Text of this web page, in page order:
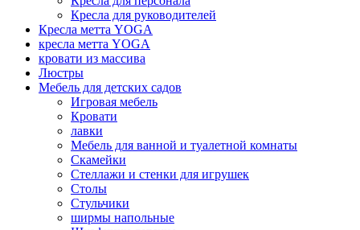
Кресла для руководителей
Кресла метта YOGA
кресла метта YOGA
кровати из массива
Люстры
Мебель для детских садов
Игровая мебель
Кровати
лавки
Мебель для ванной и туалетной комнаты
Скамейки
Стеллажи и стенки для игрушек
Столы
Стульчики
ширмы напольные